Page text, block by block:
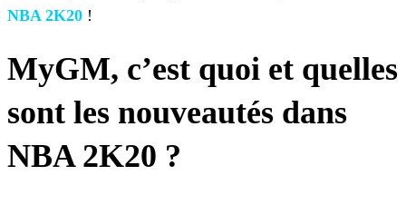
NBA 2K20 !
MyGM, c’est quoi et quelles
sont les nouveautés dans
NBA 2K20 ?